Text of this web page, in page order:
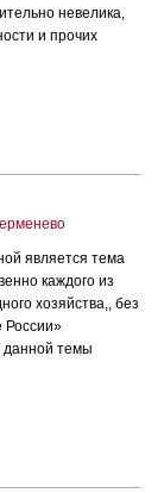
невелика,
и прочих
является тема
каждого из
хозяйства,, без
России»
данной темы